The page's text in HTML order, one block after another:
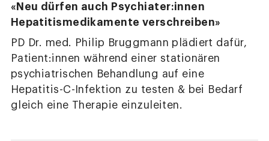
«Neu dürfen auch Psychiater:innen
Hepatitismedikamente verschreiben»
PD Dr. med. Philip Bruggmann plädiert dafür,
Patient:innen während einer stationären
psychiatrischen Behandlung auf eine
Hepatitis-C-Infektion zu testen & bei Bedarf
gleich eine Therapie einzuleiten.